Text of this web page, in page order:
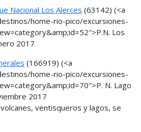
Nacional Los Alerces (63142) (<a
home-rio-pico/excursiones-
Los
2017
(166919) (<a
home-rio-pico/excursiones-
N. Lago
2017
ventisqueros y lagos, se